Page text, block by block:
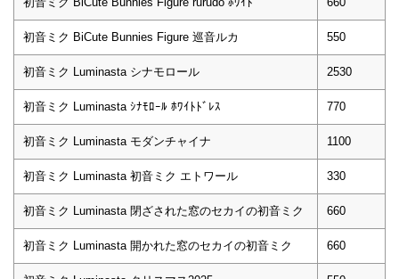
初音ミク BiCute Bunnies Figure 巡音ルカ 550
初音ミク Luminasta シナモロール 2530
初音ミク Luminasta ｼﾅﾓﾛｰﾙ ﾎﾜｲﾄﾄﾞﾚｽ 770
初音ミク Luminasta モダンチャイナ 1100
初音ミク Luminasta 初音ミク エトワール 330
初音ミク Luminasta 閉ざされた窓のセカイの初音ミク 660
初音ミク Luminasta 開かれた窓のセカイの初音ミク 660